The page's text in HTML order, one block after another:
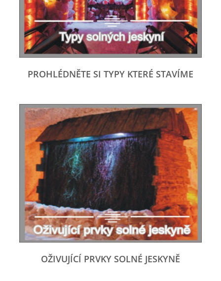
PROHLÉDNĚTE SI TYPY KTERÉ STAVÍME
OŽIVUJÍCÍ PRVKY SOLNÉ JESKYNĚ